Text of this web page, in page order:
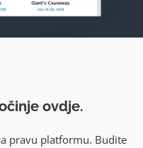
ovdje.
pravu platformu. Budite